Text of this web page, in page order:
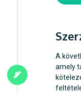
A
amely